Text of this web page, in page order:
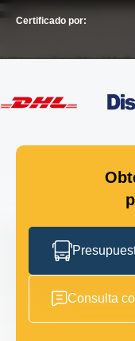
Certificado por:
Consulta